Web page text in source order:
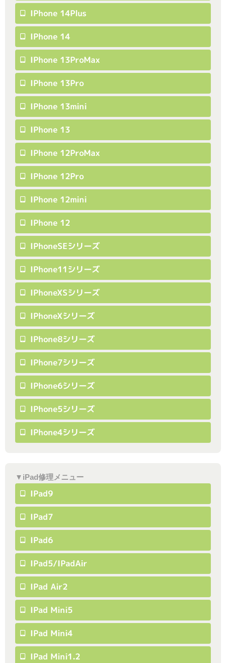
IPhone 14Plus
IPhone 14
IPhone 13ProMax
IPhone 13Pro
IPhone 13mini
IPhone 13
IPhone 12ProMax
IPhone 12Pro
IPhone 12mini
IPhone 12
IPhoneSEシリーズ
IPhone11シリーズ
IPhoneXSシリーズ
IPhoneXシリーズ
IPhone8シリーズ
IPhone7シリーズ
IPhone6シリーズ
IPhone5シリーズ
IPhone4シリーズ
▼iPad修理メニュー
IPad9
IPad7
IPad6
IPad5/iPadAir
IPad Air2
IPad Mini5
IPad Mini4
IPad Mini1.2